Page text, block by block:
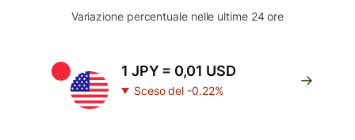
Variazione percentuale nelle ultime 24 ore
1 JPY = 0,01 USD
Sceso del -0.22%